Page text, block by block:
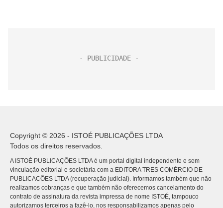
Copyright © 2026 - ISTOÉ PUBLICAÇÕES LTDA
Todos os direitos reservados.
A ISTOÉ PUBLICAÇÕES LTDA é um portal digital independente e sem
vinculação editorial e societária com a EDITORA TRES COMÉRCIO DE
PUBLICACÕES LTDA (recuperação judicial). Informamos também que não
realizamos cobranças e que também não oferecemos cancelamento do
contrato de assinatura da revista impressa de nome ISTOÉ, tampouco
autorizamos terceiros a fazê-lo, nos responsabilizamos apenas pelo